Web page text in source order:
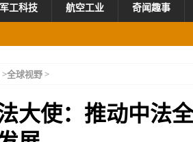
军工科技 航空工业 奇闻趣事
>全球视野>
大使：推动中法